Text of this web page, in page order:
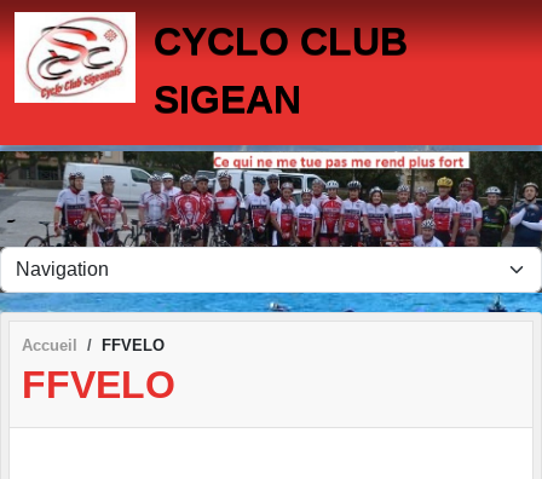
CYCLO CLUB
SIGEAN
Accueil FFVELO
FFVELO
Panneau de gestion des cookies